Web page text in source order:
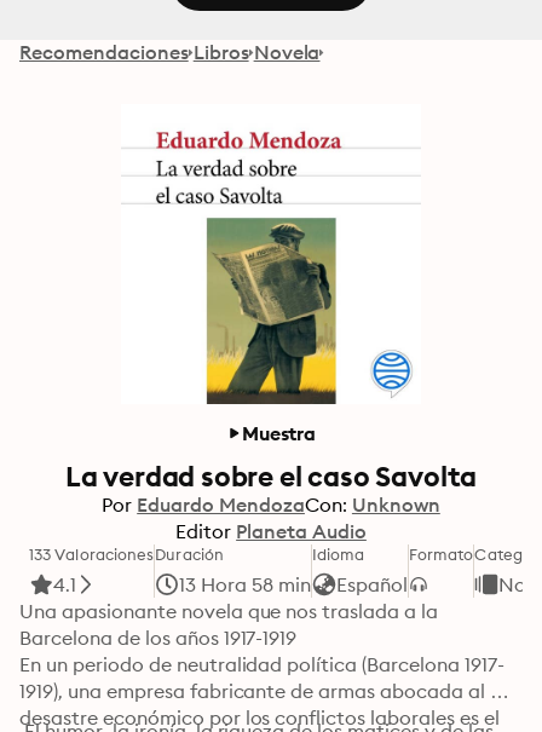
Recomendaciones Libros Novela
Muestra
La verdad sobre el caso Savolta
Por Eduardo MendozaCon: Unknown
Editor Planeta Audio
133 Valoraciones
4.1
Duración
13 Hora 58 min
Idioma
Español
Formato
Una apasionante novela que nos traslada a la
Barcelona de los años 1917-1919
En un periodo de neutralidad política (Barcelona 1917-
1919), una empresa fabricante de armas abocada al
desastre económico por los conflictos laborales es el